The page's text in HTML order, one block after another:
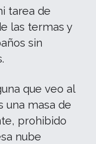
tarea de
las termas y
sin
que veo al
una masa de
prohibido
nube